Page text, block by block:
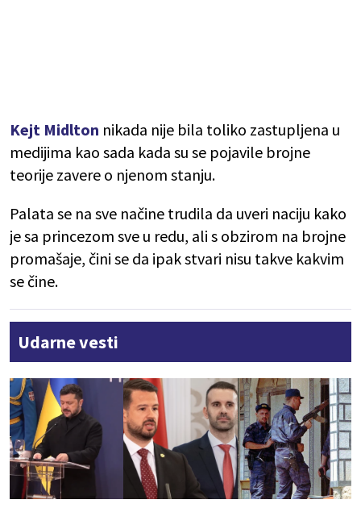
Kejt Midlton nikada nije bila toliko zastupljena u
medijima kao sada kada su se pojavile brojne
teorije zavere o njenom stanju.
Palata se na sve načine trudila da uveri naciju kako
je sa princezom sve u redu, ali s obzirom na brojne
promašaje, čini se da ipak stvari nisu takve kakvim
se čine.
Udarne vesti